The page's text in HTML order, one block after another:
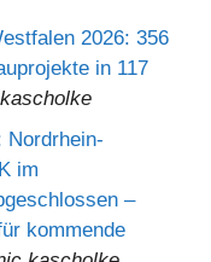
2026: 356
in 117
Nordrhein-
im
–
kommende